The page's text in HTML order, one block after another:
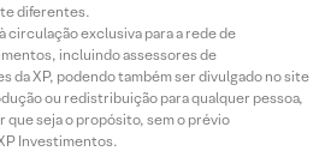
diferentes.
circulação exclusiva para a rede de
incluindo assessores de
da XP, podendo também ser divulgado no site
ou redistribuição para qualquer pessoa,
que seja o propósito, sem o prévio
Investimentos.